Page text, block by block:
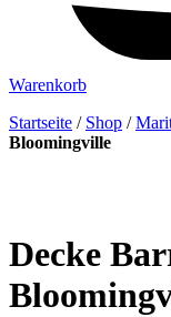
Warenkorb
Startseite / Shop /
Bloomingville
Decke